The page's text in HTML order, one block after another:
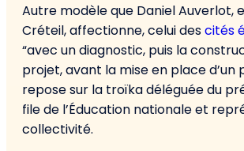
Autre modèle que Daniel Auverlot,
Créteil, affectionne, celui descités
“avec un diagnostic, puis la
projet, avant la mise en place d’un
repose sur la troïka déléguée du
file de l’Éducation nationale et
collectivité.